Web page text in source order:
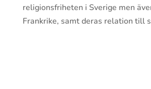
religionsfriheten i Sverige men
Frankrike, samt deras relation till